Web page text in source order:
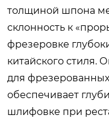
толщиной шпона
склонность к
фрезеровке
китайского стиля.
для
обеспечивает
шлифовке при